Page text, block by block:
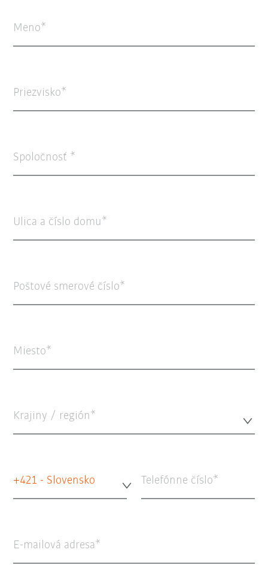
Meno
Priezvisko
Spoločnosť
Ulica a číslo domu
Poštové smerové číslo
Miesto
Krajiny / región*
+421 - Slovensko Telefónne číslo
E-mailová adresa